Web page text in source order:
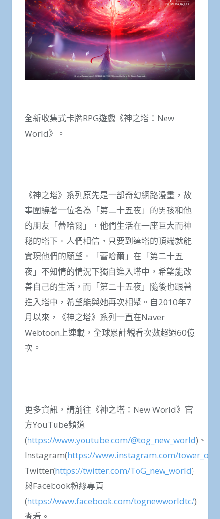
全新收集式卡牌RPG遊戲《神之塔：New
World》。
《神之塔》系列原先是一部奇幻網路漫畫，故
事圍繞著一位名為「第二十五夜」的男孩和他
的朋友「蕾哈爾」，他們生活在一座巨大而神
秘的塔下。人們相信，只要到達塔的頂端就能
實現他們的願望。「蕾哈爾」在「第二十五
夜」不知情的情況下獨自進入塔中，希望能改
善自己的生活，而「第二十五夜」隨後也跟著
進入塔中，希望能與她再次相聚。自2010年7
月以來，《神之塔》系列一直在Naver
Webtoon上連載，全球累計觀看次數超過60億
次。
更多資訊，請前往《神之塔：New World》官
方YouTube頻道
(https://www.youtube.com/@tog_new_world)、
Instagram(https://www.instagram.com/
Twitter(https://twitter.com/ToG_new_world)
與Facebook粉絲專頁
(https://www.facebook.com/tognewworldtc/)
查看。